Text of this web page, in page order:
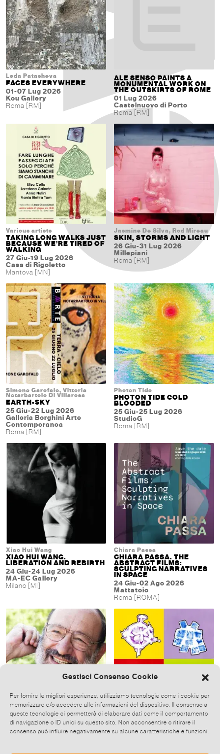
Gestisci Consenso Cookie
Per fornire le migliori esperienze, utilizziamo tecnologie come i cookie per
memorizzare e/o accedere alle informazioni del dispositivo. Il consenso a
queste tecnologie ci permetterà di elaborare dati come il comportamento
di navigazione o ID unici su questo sito. Non acconsentire o ritirare il
consenso può influire negativamente su alcune caratteristiche e funzioni.
Leda Patasheva
FACES EVERYWHERE
01-07 Lug 2026
Kou Gallery
Roma [RM]
ALE SENSO PAINTS A
MONUMENTAL WORK ON
THE OUTSKIRTS OF ROME
01 Lug 2026
Castelnuovo di Porto
Roma [RM]
Various artists
TAKING LONG WALKS JUST
BECAUSE WE’RE TIRED OF
WALKING
27 Giu-19 Lug 2026
Casa di Rigoletto
Mantova [MN]
Jasmine De Silva, Rod Mireau
SKIN, STORMS AND LIGHT
26 Giu-31 Lug 2026
Millepiani
Roma [RM]
Simone Garofalo, Vittoria
Notarbartolo Di Villarosa
EARTH-SKY
25 Giu-22 Lug 2026
Galleria Borghini Arte
Contemporanea
Roma [RM]
Photon Tide
PHOTON TIDE COLD
BLOODED
25 Giu-25 Lug 2026
StudioG
Roma [RM]
Xiao Hui Wang
XIAO HUI WANG.
LIBERATION AND REBIRTH
24 Giu-24 Lug 2026
MA-EC Gallery
Milano [MI]
Chiara Passa
CHIARA PASSA. THE
ABSTRACT FILMS:
SCULPTING NARRATIVES
IN SPACE
24 Giu-02 Ago 2026
Mattatoio
Roma [ROMA]
Umberto Eco
UMBERTO ECO AND THE
NAMES OF THINGS
23 Giu-26 Lug 2026
ANALOG TRACES
22 Giu-17 Lug 2026
Rossocinabro Gallery